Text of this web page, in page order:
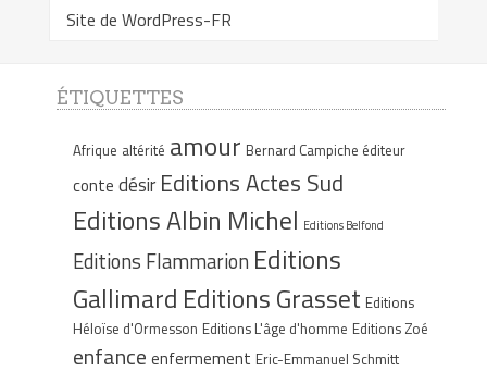
Site de WordPress-FR
ÉTIQUETTES
Afrique altérité amour Bernard Campiche éditeur
conte désir Editions Actes Sud
Editions Albin Michel Editions Belfond
Editions Flammarion Editions
Gallimard Editions Grasset Editions
Héloïse d'Ormesson Editions L'âge d'homme Editions Zoé
enfance enfermement Eric-Emmanuel Schmitt